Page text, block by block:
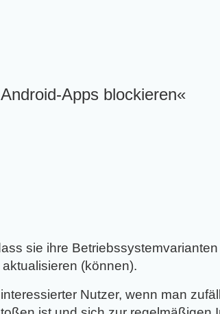
Apps blockieren«
sie ihre
(können).
Nutzer, wenn man